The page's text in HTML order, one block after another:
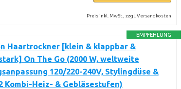
Preis inkl. MwSt., zzgl. Versandkosten
EMPFEHLUNG
Haartrockner [klein & klappbar &
On The Go (2000 W, weltweite
120/220-240V, Stylingdüse &
Kombi-Heiz- & Gebläsestufen)